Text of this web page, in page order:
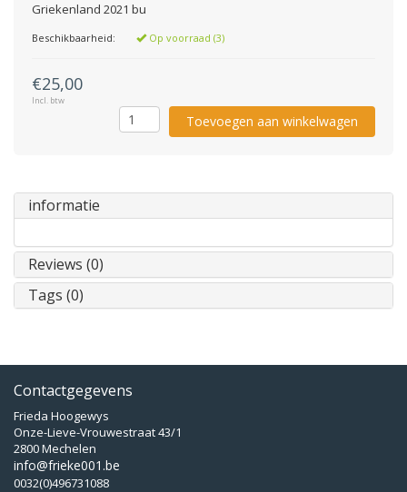
Griekenland 2021 bu
Beschikbaarheid: Op voorraad (3)
€25,00
Incl. btw
Toevoegen aan winkelwagen
informatie
Reviews (0)
Tags (0)
Contactgegevens
Frieda Hoogewys
Onze-Lieve-Vrouwestraat 43/1
2800 Mechelen
info@frieke001.be
0032(0)496731088